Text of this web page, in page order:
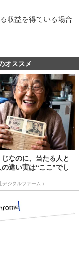
収益を得ている場合
オススメ
じなのに、当たる人と
違い実は“ここ”でし
デジタルファーム )